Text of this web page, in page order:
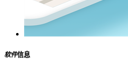
软件信息